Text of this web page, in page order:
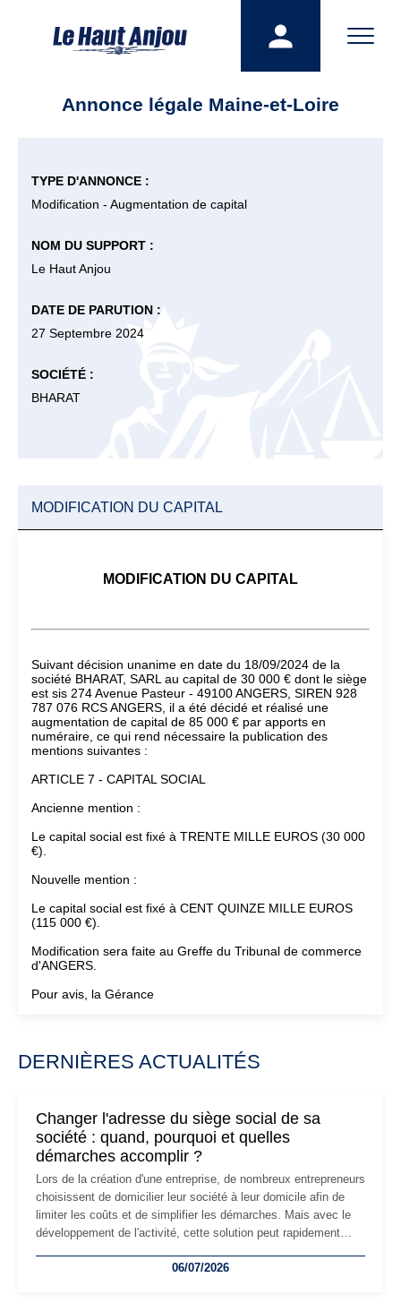
Annonce légale Maine-et-Loire
TYPE D'ANNONCE :
Modification - Augmentation de capital
NOM DU SUPPORT :
Le Haut Anjou
DATE DE PARUTION :
27 Septembre 2024
SOCIÉTÉ :
BHARAT
MODIFICATION DU CAPITAL
MODIFICATION DU CAPITAL
Suivant décision unanime en date du 18/09/2024 de la
société BHARAT, SARL au capital de 30 000 € dont le siège
est sis 274 Avenue Pasteur - 49100 ANGERS, SIREN 928
787 076 RCS ANGERS, il a été décidé et réalisé une
augmentation de capital de 85 000 € par apports en
numéraire, ce qui rend nécessaire la publication des
mentions suivantes :
ARTICLE 7 - CAPITAL SOCIAL
Ancienne mention :
Le capital social est fixé à TRENTE MILLE EUROS (30 000
€).
Nouvelle mention :
Le capital social est fixé à CENT QUINZE MILLE EUROS
(115 000 €).
Modification sera faite au Greffe du Tribunal de commerce
d'ANGERS.
Pour avis, la Gérance
DERNIÈRES ACTUALITÉS
Changer l'adresse du siège social de sa
société : quand, pourquoi et quelles
démarches accomplir ?
Lors de la création d'une entreprise, de nombreux entrepreneurs
choisissent de domicilier leur société à leur domicile afin de
limiter les coûts et de simplifier les démarches. Mais avec le
développement de l'activité, cette solution peut rapidement
professionnels, recrutement, image de marque… Le
06/07/2026